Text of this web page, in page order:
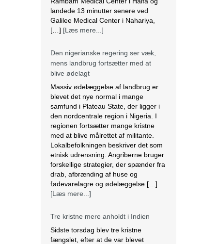
blive ødelagt
Massiv ødelæggelse af landbrug er
blevet det nye normal i mange
regionen fortsætter mange kristne
med at blive målrettet af militante.
Lokalbefolkningen beskriver det som
etnisk udrensning. Angriberne bruger
forskellige strategier, der spænder fra
drab, afbrænding af huse og
fødevarelagre og ødelæggelse […]
[Læs mere...]
Tre kristne mere anholdt i Indien
Sidste torsdag blev tre kristne
fængslet, efter at de var blevet
angrebet af en pøbel af radikale
hinduistiske nationalister i Uttar
Pradesh, Indien. Over et dusin kristne
angrebet anholdt politiet de tre kristne
under falske anklager om anti-
konvertering. Ifølge lokale kilder brød